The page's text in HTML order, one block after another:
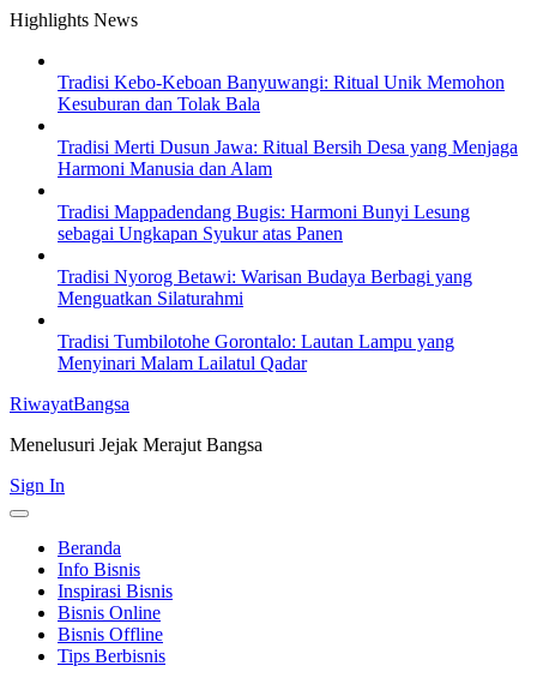
Skip
content
Highlights News
Tradisi Kebo-Keboan Banyuwangi: Ritual Unik Memohon
Kesuburan dan Tolak Bala
Tradisi Merti Dusun Jawa: Ritual Bersih Desa yang Menjaga
Harmoni Manusia dan Alam
Tradisi Mappadendang Bugis: Harmoni Bunyi Lesung
sebagai Ungkapan Syukur atas Panen
Tradisi Nyorog Betawi: Warisan Budaya Berbagi yang
Menguatkan Silaturahmi
Tradisi Tumbilotohe Gorontalo: Lautan Lampu yang
Menyinari Malam Lailatul Qadar
RiwayatBangsa
Menelusuri Jejak Merajut Bangsa
Sign In
Beranda
Info Bisnis
Inspirasi Bisnis
Bisnis Online
Bisnis Offline
Tips Berbisnis